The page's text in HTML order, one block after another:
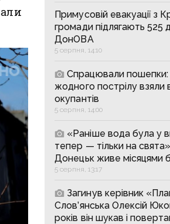
Примусовій евакуації з
громади підлягають 525
ДонОВА
5 серпня, 14:10
Спрацювали пошепки:
жодного пострілу взяли
окупантів
5 серпня, 14:00
«Раніше вода була у
тепер — тільки на
Донецьк живе місяцями
5 серпня, 13:17
Загинув керівник
Слов’янська Олексій
років він шукав і